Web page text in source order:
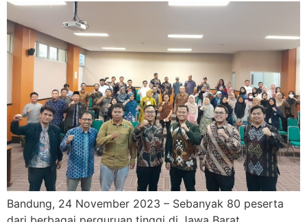
Bandung, 24 November 2023 – Sebanyak 80 peserta